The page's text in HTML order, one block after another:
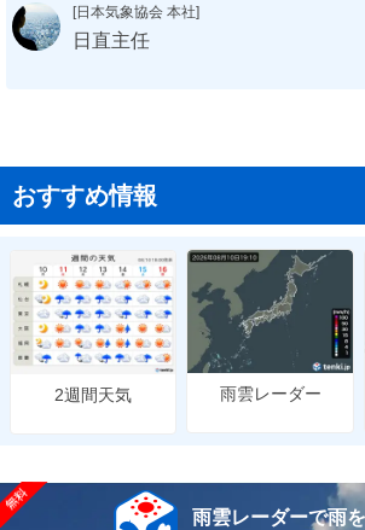
[日本気象協会 本社]
日直主任
おすすめ情報
2週間天気 雨雲レーダー
雨雲レーダーで雨